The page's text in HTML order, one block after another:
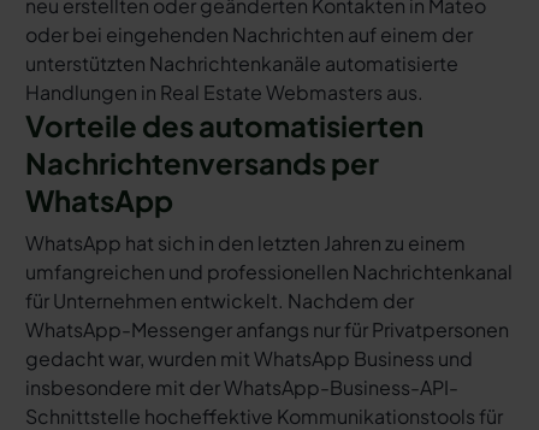
neu erstellten oder geänderten Kontakten in Mateo
oder bei eingehenden Nachrichten auf einem der
unterstützten Nachrichtenkanäle automatisierte
Handlungen in Real Estate Webmasters aus.
Vorteile des automatisierten
Nachrichtenversands per
WhatsApp
WhatsApp hat sich in den letzten Jahren zu einem
umfangreichen und professionellen Nachrichtenkanal
für Unternehmen entwickelt. Nachdem der
WhatsApp-Messenger anfangs nur für Privatpersonen
gedacht war, wurden mit WhatsApp Business und
insbesondere mit der WhatsApp-Business-API-
Schnittstelle hocheffektive Kommunikationstools für